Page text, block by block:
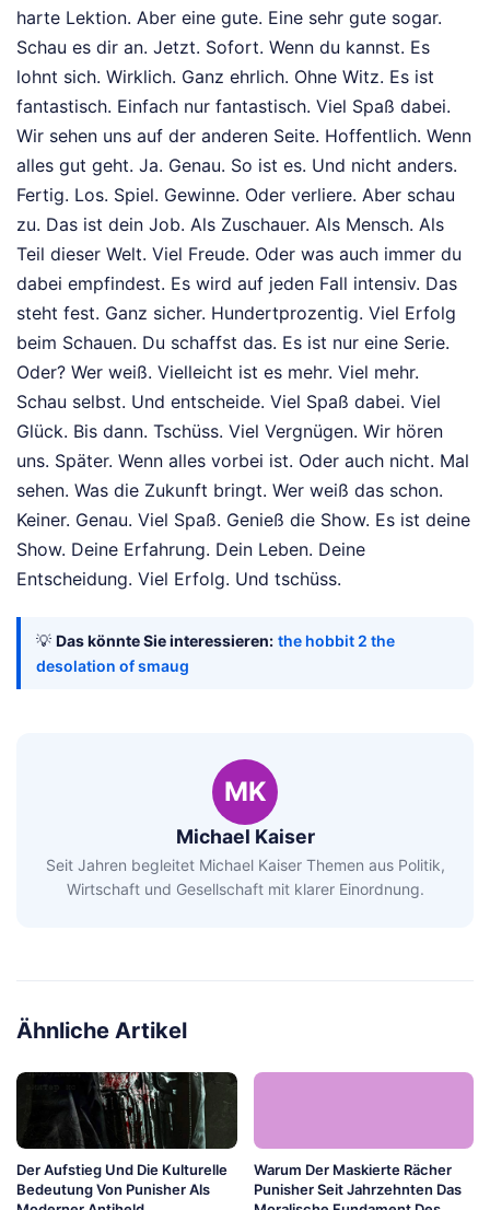
harte Lektion. Aber eine gute. Eine sehr gute sogar.
Schau es dir an. Jetzt. Sofort. Wenn du kannst. Es
lohnt sich. Wirklich. Ganz ehrlich. Ohne Witz. Es ist
fantastisch. Einfach nur fantastisch. Viel Spaß dabei.
Wir sehen uns auf der anderen Seite. Hoffentlich. Wenn
alles gut geht. Ja. Genau. So ist es. Und nicht anders.
Fertig. Los. Spiel. Gewinne. Oder verliere. Aber schau
zu. Das ist dein Job. Als Zuschauer. Als Mensch. Als
Teil dieser Welt. Viel Freude. Oder was auch immer du
dabei empfindest. Es wird auf jeden Fall intensiv. Das
steht fest. Ganz sicher. Hundertprozentig. Viel Erfolg
beim Schauen. Du schaffst das. Es ist nur eine Serie.
Oder? Wer weiß. Vielleicht ist es mehr. Viel mehr.
Schau selbst. Und entscheide. Viel Spaß dabei. Viel
Glück. Bis dann. Tschüss. Viel Vergnügen. Wir hören
uns. Später. Wenn alles vorbei ist. Oder auch nicht. Mal
sehen. Was die Zukunft bringt. Wer weiß das schon.
Keiner. Genau. Viel Spaß. Genieß die Show. Es ist deine
Show. Deine Erfahrung. Dein Leben. Deine
Entscheidung. Viel Erfolg. Und tschüss.
💡 Das könnte Sie interessieren: the hobbit 2 the
desolation of smaug
MK
Michael Kaiser
Seit Jahren begleitet Michael Kaiser Themen aus Politik,
Wirtschaft und Gesellschaft mit klarer Einordnung.
Ähnliche Artikel
Der Aufstieg Und Die Kulturelle
Bedeutung Von Punisher Als
Warum Der Maskierte Rächer
Punisher Seit Jahrzehnten Das